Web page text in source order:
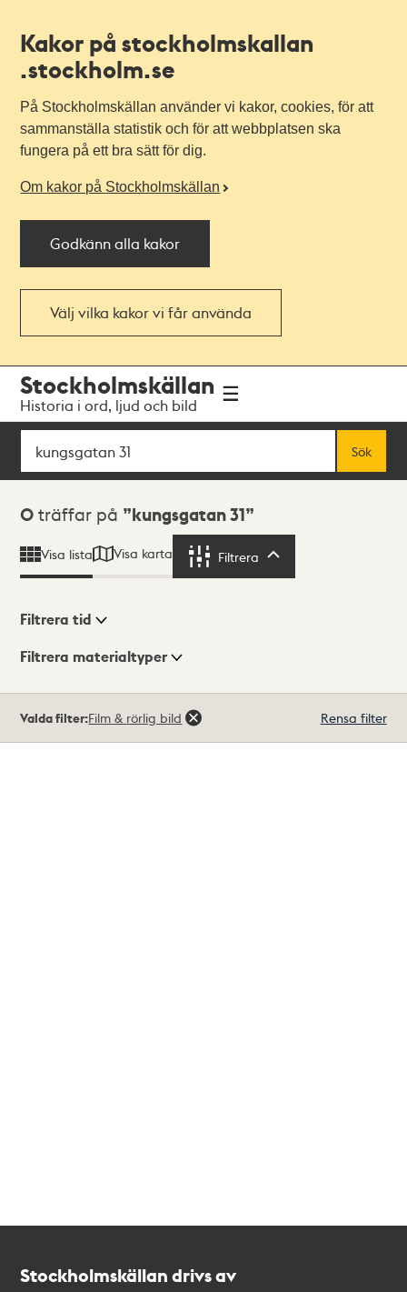
Kakor på stockholmskallan
.stockholm.se
På Stockholmskällan använder vi kakor, cookies, för att
sammanställa statistik och för att webbplatsen ska
fungera på ett bra sätt för dig.
Om kakor på Stockholmskällan
Godkänn alla kakor
Välj vilka kakor vi får använda
navigationen
huvudinnehållet
Stockholmskällan
Historia i ord, ljud och bild
Sök
Sök
Sökresultat
0 träffar på kungsgatan 31
Visa lista Visa karta Filtrera
Visningsläge
Filtrera tid
Filtrera materialtyper
träffar
Valda filter:Film & rörlig bild Rensa filter
Stockholmskällan drivs av